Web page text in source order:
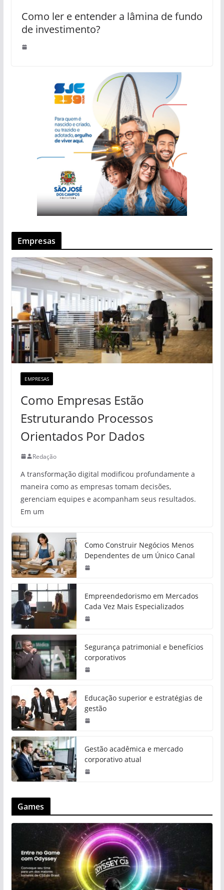
Como ler e entender a lâmina de fundo
de investimento?
Empresas
EMPRESAS
Como Empresas Estão
Estruturando Processos
Orientados Por Dados
Redação
A transformação digital modificou profundamente a
maneira como as empresas tomam decisões,
gerenciam equipes e acompanham seus resultados.
Em um
Como Construir Negócios Menos
Dependentes de um Único Canal
Empreendedorismo em Mercados
Cada Vez Mais Especializados
Segurança patrimonial e benefícios
corporativos
Educação superior e estratégias de
gestão
Gestão acadêmica e mercado
corporativo atual
Games